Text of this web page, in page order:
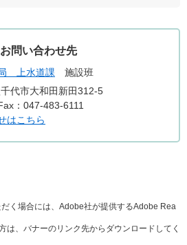
問い合わせ先
局 上水道課
施設班
代市大和田新田312-5
：047-483-6111
はこちら
く場合には、Adobe社が提供するAdobe Rea
は、バナーのリンク先からダウンロードしてく